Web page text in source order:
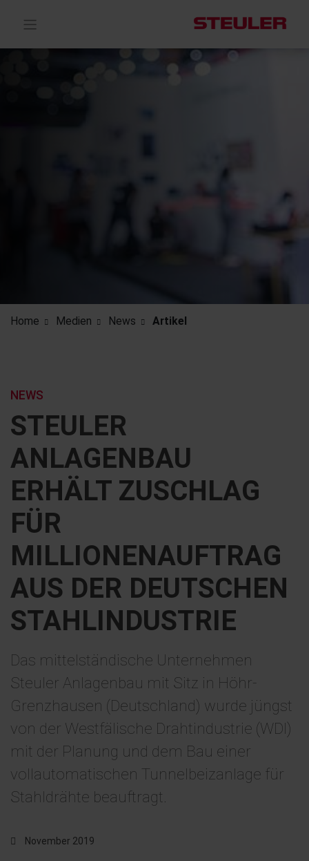
Home Medien News Artikel
STEULER
ANLAGENBAU
ERHÄLT ZUSCHLAG
FÜR
MILLIONENAUFTRAG
AUS DER DEUTSCHEN
STAHLINDUSTRIE
NEWS
Das mittelständische Unternehmen
Steuler Anlagenbau mit Sitz in Höhr-
Grenzhausen (Deutschland) wurde jüngst
von der Westfälische Drahtindustrie (WDI)
mit der Planung und dem Bau einer
vollautomatischen Tunnelbeizanlage für
Stahldrähte beauftragt.
November 2019